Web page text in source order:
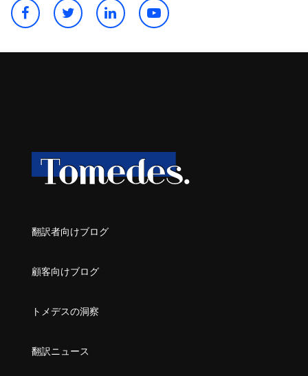
翻訳者向けブログ
顧客向けブログ
トメデスの洞察
翻訳ニュース